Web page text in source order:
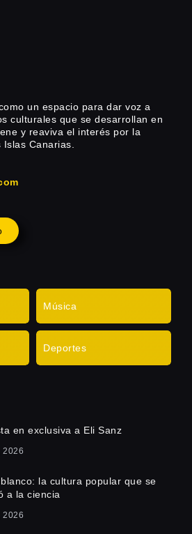
un espacio para dar voz a
culturales que se desarrollan en
y reaviva el interés por la
Canarias.
Música
Deportes
en exclusiva a Eli Sanz
2026
la cultura popular que se
a la ciencia
2026